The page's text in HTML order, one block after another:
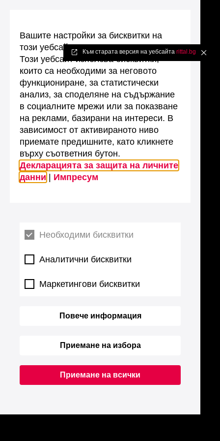
Към старата версия на уебсайта rittal.bg ✖
Вашите настройки за бисквитки на
този уебсайт
Този уебсайт използва бисквитки,
които са необходими за неговото
функциониране, за статистически
анализ, за споделяне на съдържание
в социалните мрежи или за показване
на реклами, базирани на интереси. В
зависимост от активираното ниво
приемате предишните, като кликнете
върху съответния бутон.
Декларацията за защита на личните
данни
Импресум
Необходими бисквитки
Аналитични бисквитки
Маркетингови бисквитки
Повече информация
Приемане на избора
Приемане на всички